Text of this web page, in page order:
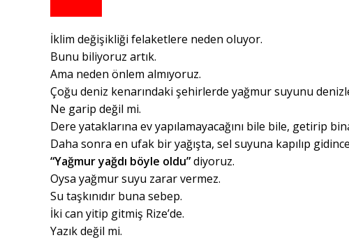
İklim değişikliği felaketlere neden oluyor.
Bunu biliyoruz artık.
Ama neden önlem almıyoruz.
Çoğu deniz kenarındaki şehirlerde yağmur suyunu
Ne garip değil mi.
Dere yataklarına ev yapılamayacağını bile bile, getirip
Daha sonra en ufak bir yağışta, sel suyuna kapılıp
“Yağmur yağdı böyle oldu”diyoruz.
Oysa yağmur suyu zarar vermez.
Su taşkınıdır buna sebep.
İki can yitip gitmiş Rize’de.
Yazık değil mi.